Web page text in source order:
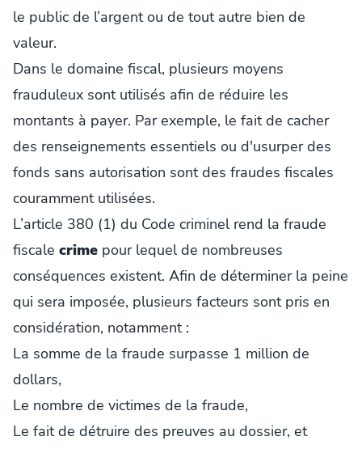
le public de l’argent ou de tout autre bien de
valeur.
Dans le domaine fiscal, plusieurs moyens
frauduleux sont utilisés afin de réduire les
montants à payer. Par exemple, le fait de cacher
des renseignements essentiels ou d'usurper des
fonds sans autorisation sont des fraudes fiscales
couramment utilisées.
L’article 380 (1) du Code criminel rend la fraude
fiscale crime pour lequel de nombreuses
conséquences existent. Afin de déterminer la peine
qui sera imposée, plusieurs facteurs sont pris en
considération, notamment :
La somme de la fraude surpasse 1 million de
dollars,
Le nombre de victimes de la fraude,
Le fait de détruire des preuves au dossier, et